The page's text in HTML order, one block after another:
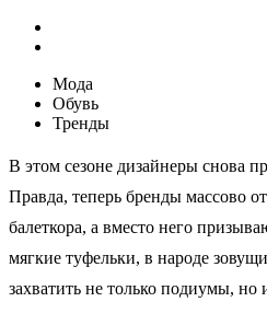
Мода
Обувь
Тренды
В этом сезоне дизайнеры снова
Правда, теперь бренды массово
балеткора, а вместо него
мягкие туфельки, в народе
захватить не только подиумы, но